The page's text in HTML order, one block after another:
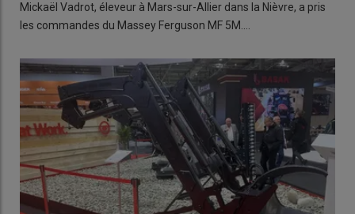
Mickaël Vadrot, éleveur à Mars-sur-Allier dans la Nièvre, a pris
les commandes du Massey Ferguson MF 5M.…